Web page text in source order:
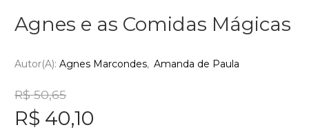
Agnes e as Comidas Mágicas
Autor(a): Agnes Marcondes Amanda de Paula
R$ 50,65
R$ 40,10